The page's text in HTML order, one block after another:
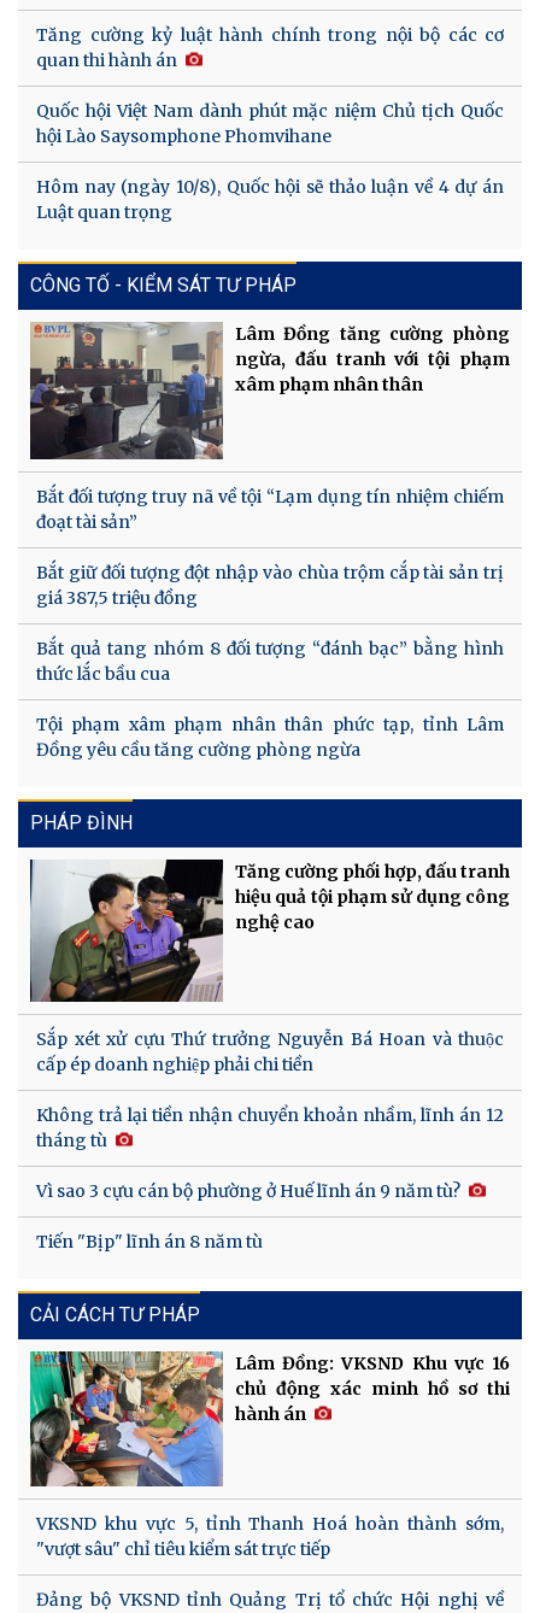
Tăng cường kỷ luật hành chính trong nội bộ các cơ
quan thi hành án
Quốc hội Việt Nam dành phút mặc niệm Chủ tịch Quốc
hội Lào Saysomphone Phomvihane
Hôm nay (ngày 10/8), Quốc hội sẽ thảo luận về 4 dự án
Luật quan trọng
CÔNG TỐ - KIỂM SÁT TƯ PHÁP
Lâm Đồng tăng cường phòng
ngừa, đấu tranh với tội phạm
xâm phạm nhân thân
Bắt đối tượng truy nã về tội “Lạm dụng tín nhiệm chiếm
đoạt tài sản”
Bắt giữ đối tượng đột nhập vào chùa trộm cắp tài sản trị
giá 387,5 triệu đồng
Bắt quả tang nhóm 8 đối tượng “đánh bạc” bằng hình
thức lắc bầu cua
Tội phạm xâm phạm nhân thân phức tạp, tỉnh Lâm
Đồng yêu cầu tăng cường phòng ngừa
PHÁP ĐÌNH
Tăng cường phối hợp, đấu tranh
hiệu quả tội phạm sử dụng công
nghệ cao
Sắp xét xử cựu Thứ trưởng Nguyễn Bá Hoan và thuộc
cấp ép doanh nghiệp phải chi tiền
Không trả lại tiền nhận chuyển khoản nhầm, lĩnh án 12
tháng tù
Vì sao 3 cựu cán bộ phường ở Huế lĩnh án 9 năm tù?
Tiến "Bịp" lĩnh án 8 năm tù
CẢI CÁCH TƯ PHÁP
Lâm Đồng: VKSND Khu vực 16
chủ động xác minh hồ sơ thi
hành án
VKSND khu vực 5, tỉnh Thanh Hoá hoàn thành sớm,
"vượt sâu" chỉ tiêu kiểm sát trực tiếp
Đảng bộ VKSND tỉnh Quảng Trị tổ chức Hội nghị về